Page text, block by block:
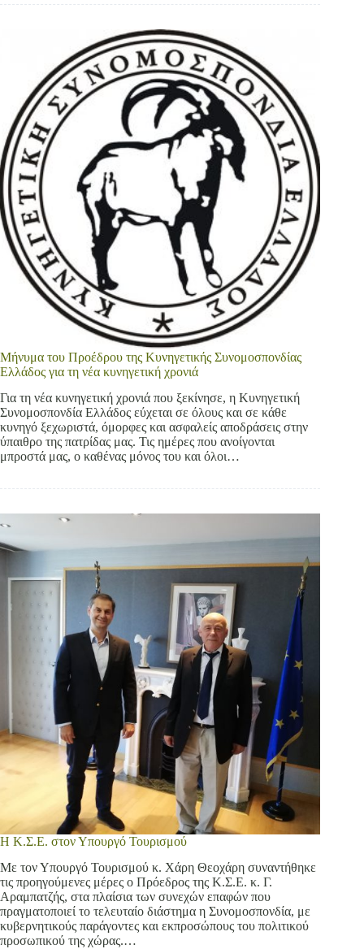
Mήνυμα του Προέδρου της Κυνηγετικής Συνομοσπονδίας
Ελλάδος για τη νέα κυνηγετική χρονιά
Για τη νέα κυνηγετική χρονιά που ξεκίνησε, η Κυνηγετική
Συνομοσπονδία Ελλάδος εύχεται σε όλους και σε κάθε
κυνηγό ξεχωριστά, όμορφες και ασφαλείς αποδράσεις στην
ύπαιθρο της πατρίδας μας. Τις ημέρες που ανοίγονται
μπροστά μας, ο καθένας μόνος του και όλοι…
Η Κ.Σ.Ε. στον Υπουργό Τουρισμού
Με τον Υπουργό Τουρισμού κ. Χάρη Θεοχάρη συναντήθηκε
τις προηγούμενες μέρες ο Πρόεδρος της Κ.Σ.Ε. κ. Γ.
Αραμπατζής, στα πλαίσια των συνεχών επαφών που
πραγματοποιεί το τελευταίο διάστημα η Συνομοσπονδία, με
κυβερνητικούς παράγοντες και εκπροσώπους του πολιτικού
προσωπικού της χώρας.…